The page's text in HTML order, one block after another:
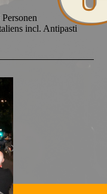
incl. Antipasti